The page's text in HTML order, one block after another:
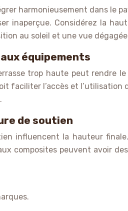
harmonieusement dans le
inaperçue. Considérez la
au soleil et une vue
équipements
trop haute peut rendre
faciliter l’accès et
de soutien
influencent la hauteur
composites peuvent avoir